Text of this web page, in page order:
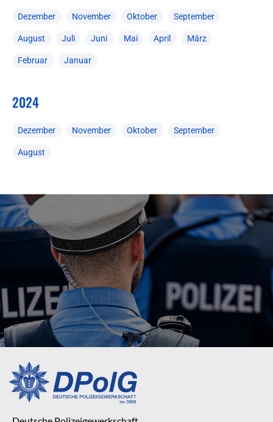
Dezember November Oktober September
August Juli Juni Mai April März
Februar Januar
2024
Dezember November Oktober September
August